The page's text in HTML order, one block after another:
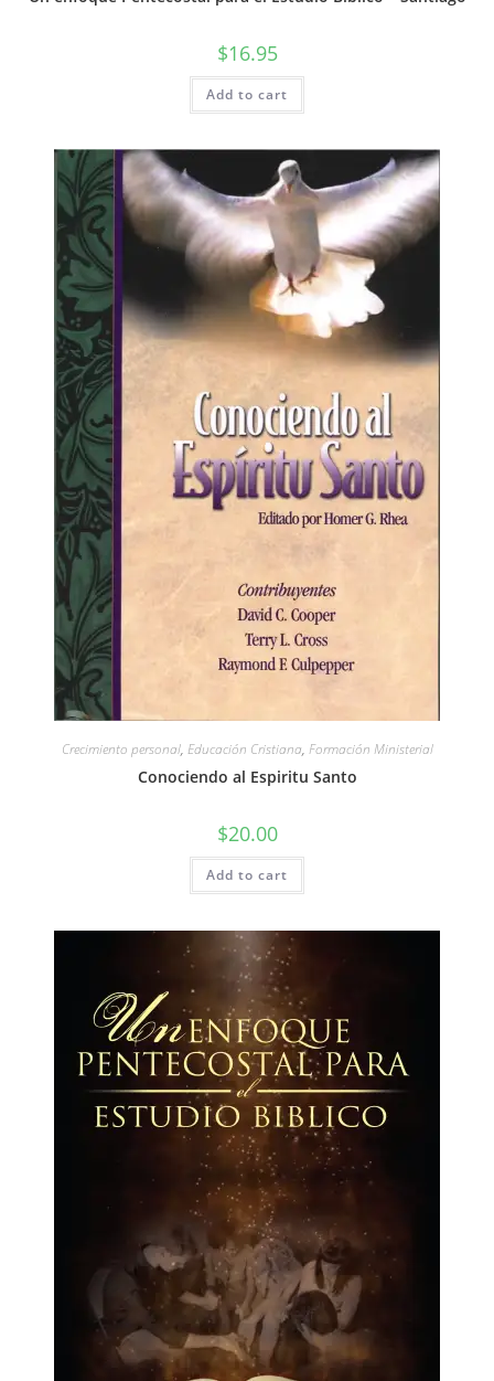
$16.95
Add to cart
Crecimiento personal, Educación Cristiana, Formación Ministerial
Conociendo al Espiritu Santo
$20.00
Add to cart